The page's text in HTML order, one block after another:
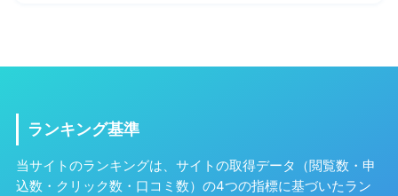
ランキング基準
当サイトのランキングは、サイトの取得データ（閲覧数・申
込数・クリック数・口コミ数）の4つの指標に基づいたラン